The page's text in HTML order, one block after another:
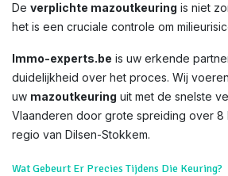
De verplichte mazoutkeuring is niet
het is een cruciale controle om
Immo-experts.be is uw erkende
duidelijkheid over het proces. Wij voeren
uw mazoutkeuring uit met de snelste
Vlaanderen door grote spreiding over 8
regio van Dilsen-Stokkem.
Wat Gebeurt Er Precies Tijdens Die Keuring?